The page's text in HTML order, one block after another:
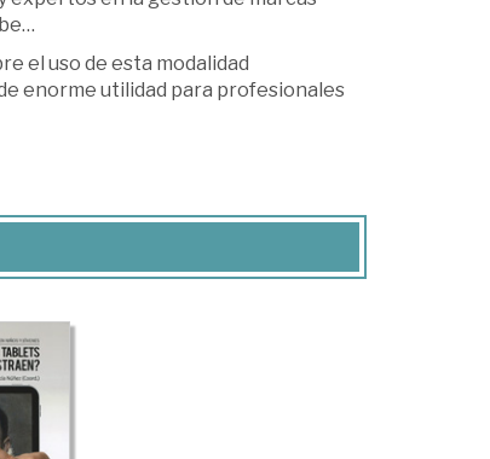
el uso de esta modalidad
enorme utilidad para profesionales